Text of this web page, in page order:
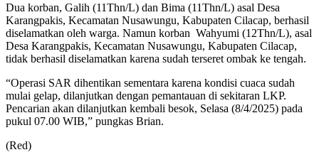
Dua korban, Galih (11Thn/L) dan Bima (11Thn/L) asal Desa
Karangpakis, Kecamatan Nusawungu, Kabupaten Cilacap, berhasil
diselamatkan oleh warga. Namun korban Wahyumi (12Thn/L), asal
Desa Karangpakis, Kecamatan Nusawungu, Kabupaten Cilacap,
tidak berhasil diselamatkan karena sudah terseret ombak ke tengah.
“Operasi SAR dihentikan sementara karena kondisi cuaca sudah
mulai gelap, dilanjutkan dengan pemantauan di sekitaran LKP.
Pencarian akan dilanjutkan kembali besok, Selasa (8/4/2025) pada
pukul 07.00 WIB,” pungkas Brian.
(Red)